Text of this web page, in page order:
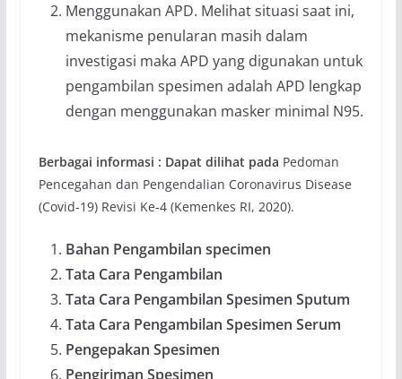
Menggunakan APD. Melihat situasi saat ini,
mekanisme penularan masih dalam
investigasi maka APD yang digunakan untuk
pengambilan spesimen adalah APD lengkap
dengan menggunakan masker minimal N95.
Berbagai informasi : Dapat dilihat pada Pedoman
Pencegahan dan Pengendalian Coronavirus Disease
(Covid-19) Revisi Ke-4 (Kemenkes RI, 2020).
Bahan Pengambilan specimen
Tata Cara Pengambilan
Tata Cara Pengambilan Spesimen Sputum
Tata Cara Pengambilan Spesimen Serum
Pengepakan Spesimen
Pengiriman Spesimen